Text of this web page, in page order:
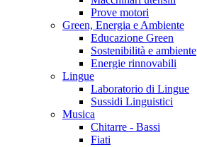
Prove motori
Green, Energia e Ambiente
Educazione Green
Sostenibilità e ambiente
Energie rinnovabili
Lingue
Laboratorio di Lingue
Sussidi Linguistici
Musica
Chitarre - Bassi
Fiati